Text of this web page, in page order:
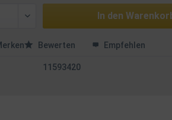
In den
Bewerten Empfehlen
11593420